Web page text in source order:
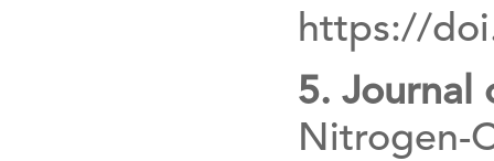
https://
5. Journal
Nitrogen-